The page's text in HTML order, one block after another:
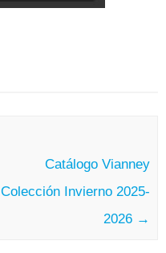
Catálogo Vianney
Colección Invierno 2025-
2026 →